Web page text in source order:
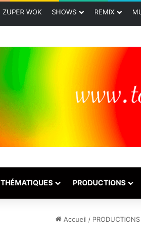
ZUPER WOK SHOWS REMIX
THÉMATIQUES PRODUCTIONS
Accueil / PRODUCTIONS